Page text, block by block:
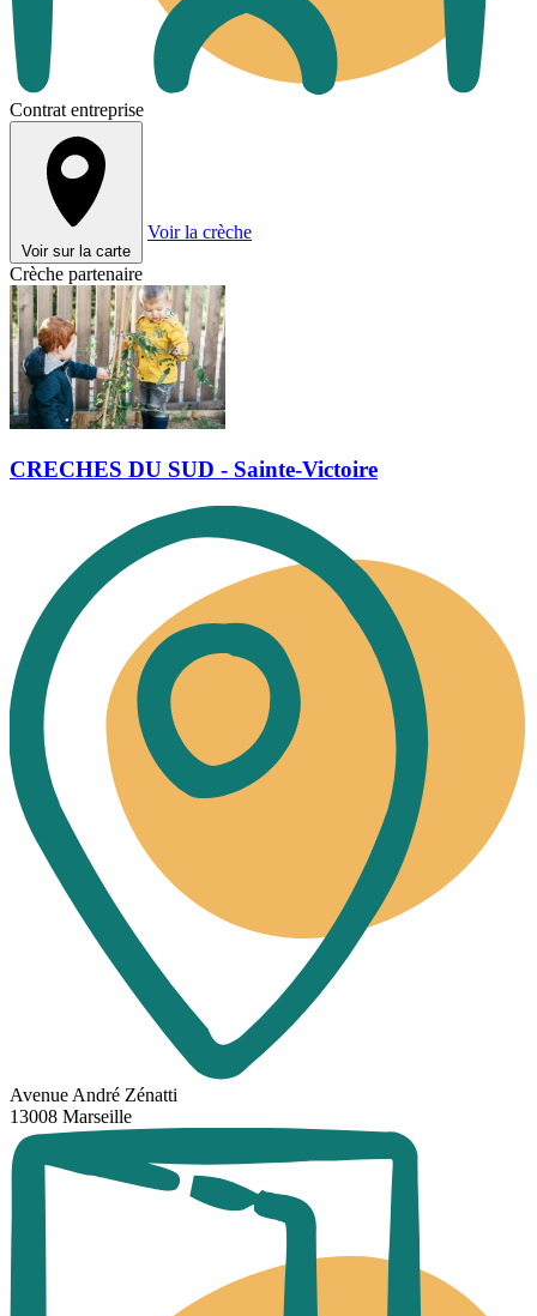
Contrat entreprise
Voir sur la carte
Voir la crèche
Crèche partenaire
CRECHES DU SUD - Sainte-Victoire
Avenue André Zénatti
13008 Marseille